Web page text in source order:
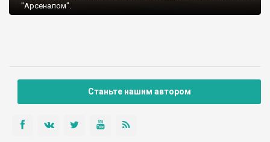
"Арсеналом".
Станьте нашим автором